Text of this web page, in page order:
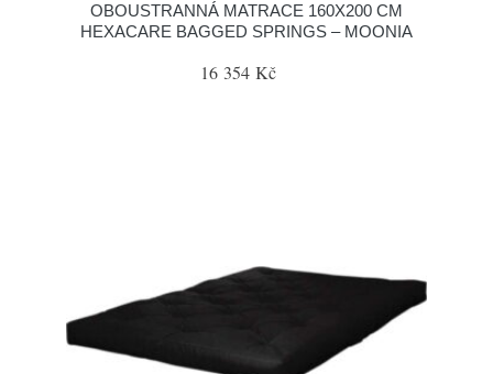
OBOUSTRANNÁ MATRACE 160X200 CM
HEXACARE BAGGED SPRINGS – MOONIA
16 354 Kč